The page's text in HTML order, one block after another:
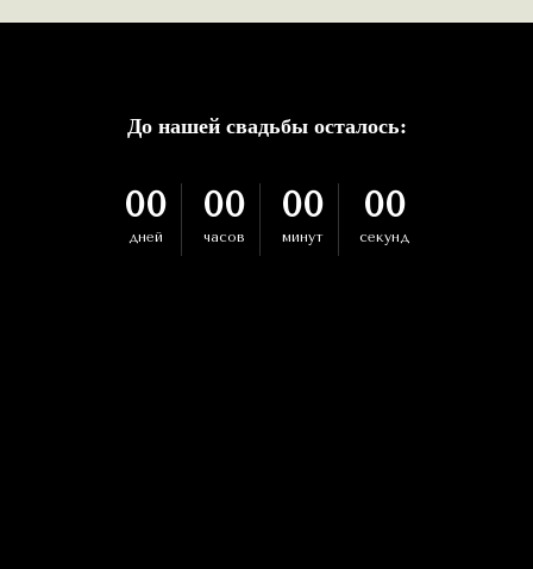
До нашей свадьбы осталось:
00
дней
00
часов
00
минут
00
секунд